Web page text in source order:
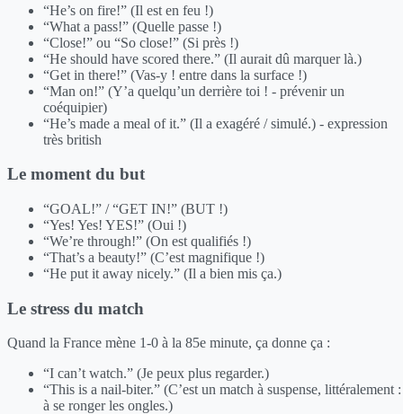
“He’s on fire!” (Il est en feu !)
“What a pass!” (Quelle passe !)
“Close!” ou “So close!” (Si près !)
“He should have scored there.” (Il aurait dû marquer là.)
“Get in there!” (Vas-y ! entre dans la surface !)
“Man on!” (Y’a quelqu’un derrière toi ! - prévenir un
coéquipier)
“He’s made a meal of it.” (Il a exagéré / simulé.) - expression
très british
Le moment du but
“GOAL!” / “GET IN!” (BUT !)
“Yes! Yes! YES!” (Oui !)
“We’re through!” (On est qualifiés !)
“That’s a beauty!” (C’est magnifique !)
“He put it away nicely.” (Il a bien mis ça.)
Le stress du match
Quand la France mène 1-0 à la 85e minute, ça donne ça :
“I can’t watch.” (Je peux plus regarder.)
“This is a nail-biter.” (C’est un match à suspense, littéralement :
à se ronger les ongles.)